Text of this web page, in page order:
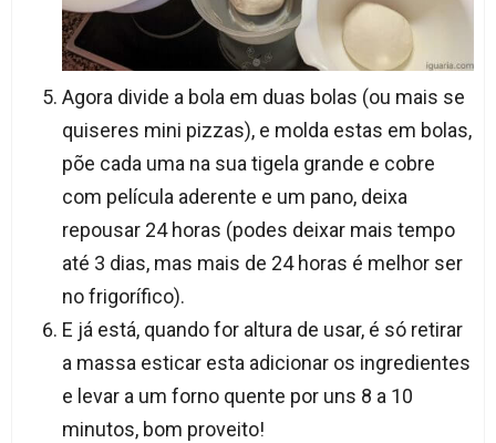
Agora divide a bola em duas bolas (ou mais se
quiseres mini pizzas), e molda estas em bolas,
põe cada uma na sua tigela grande e cobre
com película aderente e um pano, deixa
repousar 24 horas (podes deixar mais tempo
até 3 dias, mas mais de 24 horas é melhor ser
no frigorífico).
E já está, quando for altura de usar, é só retirar
a massa esticar esta adicionar os ingredientes
e levar a um forno quente por uns 8 a 10
minutos, bom proveito!